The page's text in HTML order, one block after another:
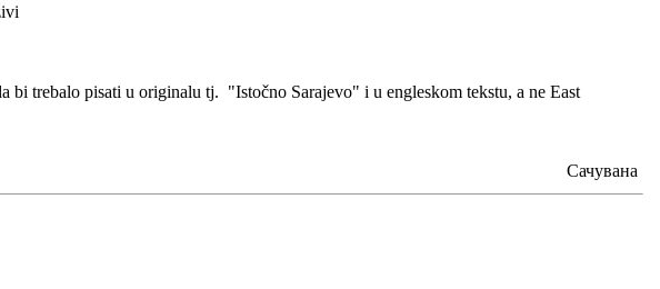
trebalo pisati u originalu tj. "Istočno Sarajevo" i u engleskom tekstu, a ne East
Сачувана